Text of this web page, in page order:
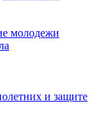
молодежи
и защите